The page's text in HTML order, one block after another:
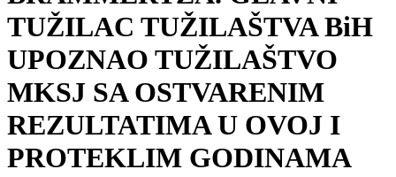
TUŽILAC TUŽILAŠTVA BiH
UPOZNAO TUŽILAŠTVO
MKSJ SA OSTVARENIM
REZULTATIMA U OVOJ I
PROTEKLIM GODINAMA